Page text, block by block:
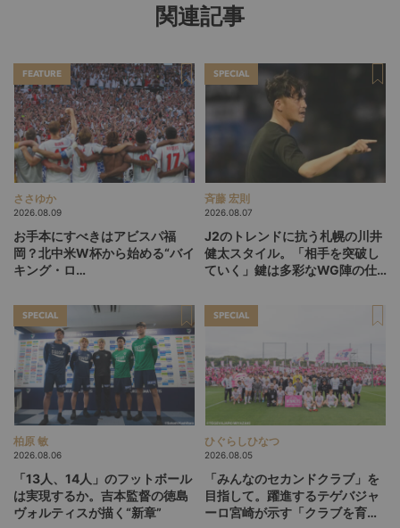
関連記事
FEATURE
ささゆか
2026.08.09
お手本にすべきはアビスパ福
岡？北中米W杯から始める“バイ
キング・ロ
探す旅
SPECIAL
斉藤 宏則
2026.08.07
J2のトレンドに抗う札幌の川井
健太スタイル。「相手を突破し
ていく」鍵は多彩なWG陣の仕
SPECIAL
柏原 敏
2026.08.06
「13人、14人」のフットボール
は実現するか。吉本監督の徳島
ヴォルティスが描く“新章”
SPECIAL
ひぐらしひなつ
2026.08.05
「みんなのセカンドクラブ」を
目指して。躍進するテゲバジャ
ーロ宮崎が示す「クラブを育て